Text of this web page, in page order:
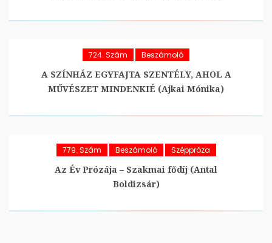
724. Szám Beszámoló
A SZÍNHÁZ EGYFAJTA SZENTÉLY, AHOL A
MŰVÉSZET MINDENKIÉ (Ajkai Mónika)
779. Szám Beszámoló Széppróza
Az Év Prózája – Szakmai fődíj (Antal
Boldizsár)